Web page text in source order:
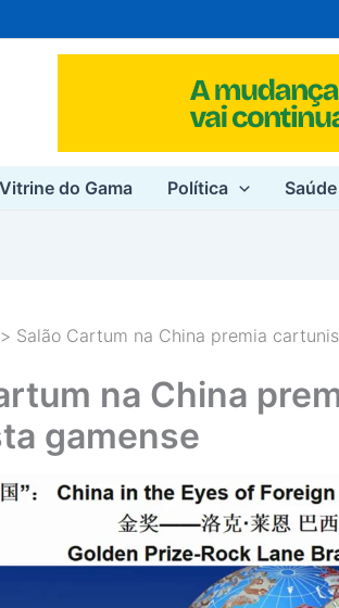
Vitrine do Gama Política Saúde
Salão Cartum na China premia
na China
gamense